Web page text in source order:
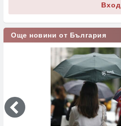
Вход
Още новини от България